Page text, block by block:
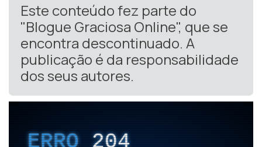
Este conteúdo fez parte do
"Blogue Graciosa Online", que se
encontra descontinuado. A
publicação é da responsabilidade
dos seus autores.
ERRO204